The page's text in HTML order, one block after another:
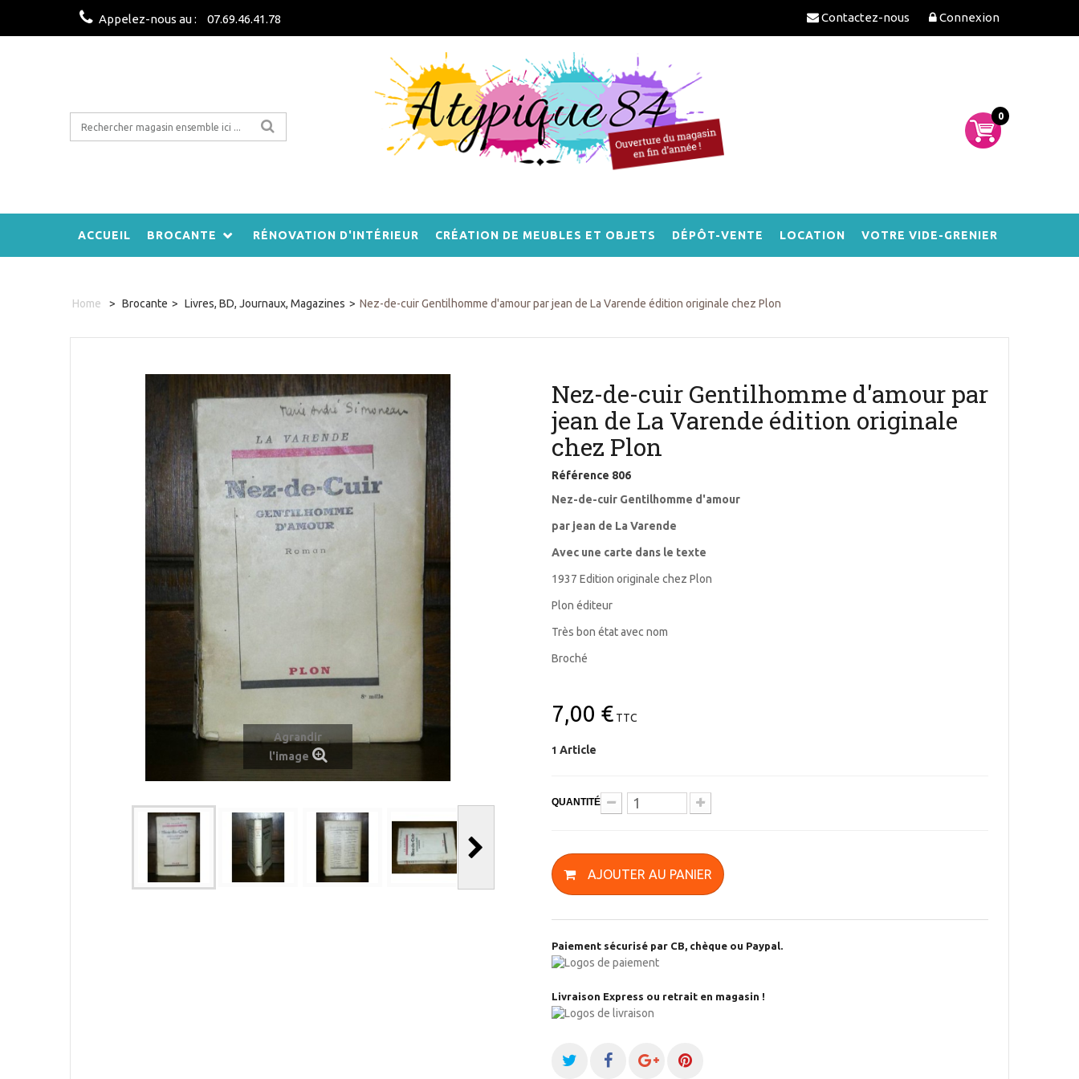
Connexion
Contactez-nous
Appelez-nous au : 07.69.46.41.78
0
ACCUEIL BROCANTE RÉNOVATION D'INTÉRIEUR CRÉATION DE MEUBLES ET OBJETS DÉPÔT-VENTE LOCATION VOTRE VIDE-GRENIER
Home > Brocante > Livres, BD, Journaux, Magazines > Nez-de-cuir Gentilhomme d'amour par jean de La Varende édition originale chez Plon
Agrandir
l'image
Nez-de-cuir Gentilhomme d'amour par
jean de La Varende édition originale
chez Plon
Référence 806
Nez-de-cuir Gentilhomme d'amour
par jean de La Varende
Avec une carte dans le texte
1937 Edition originale chez Plon
Plon éditeur
Très bon état avec nom
Broché
7,00 € TTC
1 Article
QUANTITÉ
AJOUTER AU PANIER
Paiement sécurisé par CB, chèque ou Paypal.
Livraison Express ou retrait en magasin !